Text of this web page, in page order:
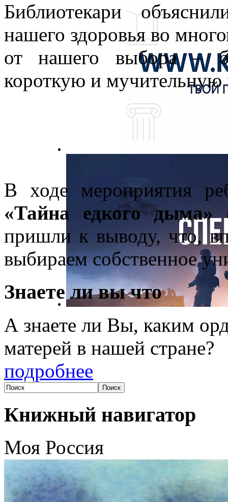
Библиотекари
нашего здоровья во
от нашего выбора –
короткую и мучительную
В ходе мероприятия
«Тайна едкого дыма»
пришли к выводу, что,
выбираем собственное
Знаете ли вы что
А знаете ли Вы, каким
матерей в нашей стране?
подробнее
Книжный навигатор
Моя Россия